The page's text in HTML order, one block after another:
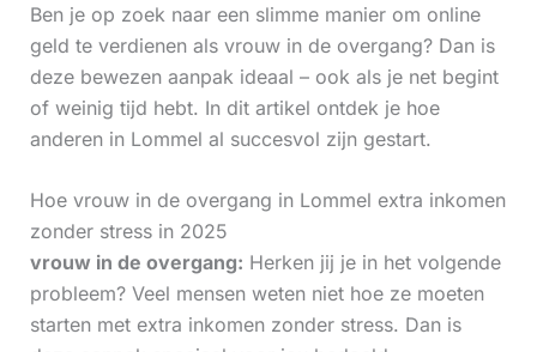
Ben je op zoek naar een slimme manier om online
geld te verdienen als vrouw in de overgang? Dan is
deze bewezen aanpak ideaal – ook als je net begint
of weinig tijd hebt. In dit artikel ontdek je hoe
anderen in Lommel al succesvol zijn gestart.
Hoe vrouw in de overgang in Lommel extra inkomen
zonder stress in 2025
vrouw in de overgang: Herken jij je in het volgende
probleem? Veel mensen weten niet hoe ze moeten
starten met extra inkomen zonder stress. Dan is